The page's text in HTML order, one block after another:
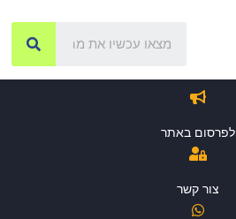
לפרסום באתר
צור קשר